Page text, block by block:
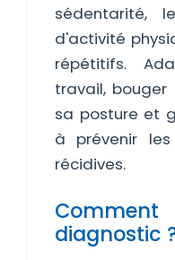
sédentarité,
d'activité
répétitifs.
travail, bouger
sa posture et
à prévenir
récidives.
diagnostic